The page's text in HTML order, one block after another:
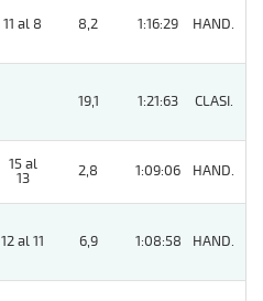
11 al 8 8,2 1:16:29 HAND.
19,1 1:21:63 CLASI.
15 al
13
2,8 1:09:06 HAND.
12 al 11 6,9 1:08:58 HAND.